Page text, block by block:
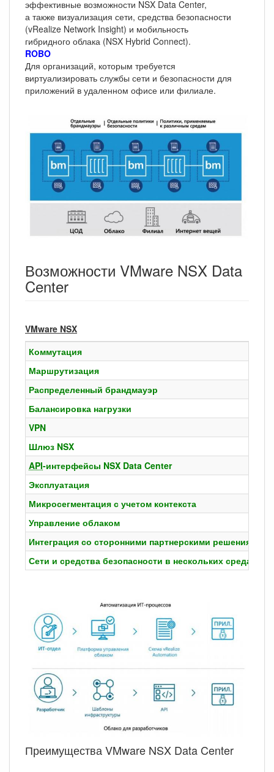
эффективные возможности NSX Data Center,
а также визуализация сети, средства безопасности
(vRealize Network Insight) и мобильность
гибридного облака (NSX Hybrid Connect).
ROBO
Для организаций, которым требуется
виртуализировать службы сети и безопасности для
приложений в удаленном офисе или филиале.
Возможности VMware NSX Data
Center
VMware NSX
Коммутация
Маршрутизация
Распределенный брандмауэр
Балансировка нагрузки
VPN
Шлюз NSX
API-интерфейсы NSX Data Center
Эксплуатация
Микросегментация с учетом контекста
Управление облаком
Интеграция со сторонними партнерскими решениями
Сети и средства безопасности в нескольких средах
Преимущества VMware NSX Data Center